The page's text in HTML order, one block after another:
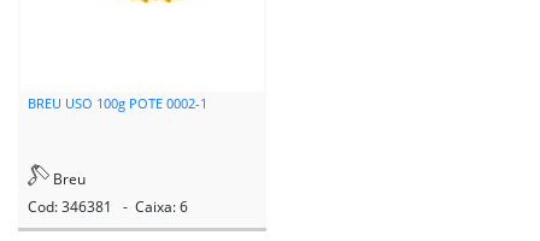
BREU USO 100g POTE 0002-1
Breu
Cod: 346381 - Caixa: 6